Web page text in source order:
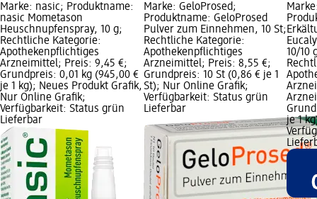
Marke: nasic; Produktname:
nasic Mometason
Heuschnupfenspray, 10 g;
Rechtliche Kategorie:
Apothekenpflichtiges
Arzneimittel; Preis: 9,45 €;
Grundpreis: 0,01 kg (945,00 €
je 1 kg); Neues Produkt Grafik,
Nur Online Grafik;
Verfügbarkeit: Status grün
Lieferbar
Marke: GeloProsed;
Produktname: GeloProsed
Pulver zum Einnehmen, 10 St;
Rechtliche Kategorie:
Apothekenpflichtiges
Arzneimittel; Preis: 8,55 €;
Grundpreis: 10 St (0,86 € je 1
St); Nur Online Grafik;
Verfügbarkeit: Status grün
Lieferbar
10/10
je 1